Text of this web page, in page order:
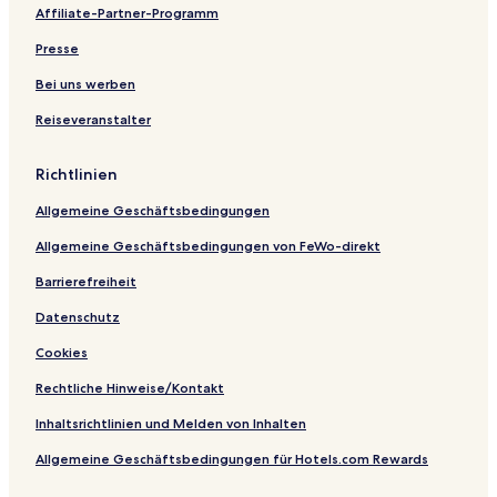
o
m
a
b
y
a
b
a
y
t
A
p
a
t
n
t
s
H
m
b
y
B
a
y
H
m
H
o
m
a
a
e
a
c
h
e
r
t
l
G
u
e
t
u
s
e
t
e
l
Affiliate-Partner-Programm
Presse
Bei uns werben
Reiseveranstalter
Richtlinien
Allgemeine Geschäftsbedingungen
Allgemeine Geschäftsbedingungen von FeWo-direkt
Barrierefreiheit
Datenschutz
Cookies
Rechtliche Hinweise/Kontakt
Inhaltsrichtlinien und Melden von Inhalten
Allgemeine Geschäftsbedingungen für Hotels.com Rewards